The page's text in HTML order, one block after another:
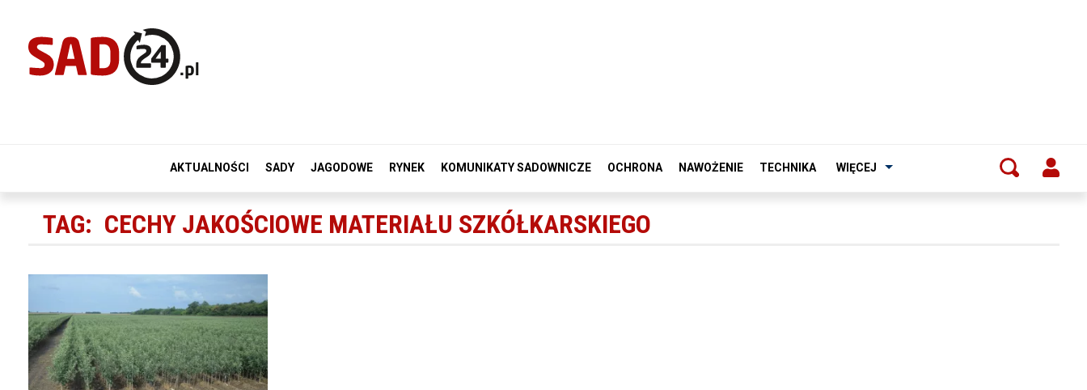
AKTUALNOŚCI SADY JAGODOWE RYNEK KOMUNIKATY SADOWNICZE OCHRONA NAWOŻENIE TECHNIKA WIĘCEJ
TAG: CECHY JAKOŚCIOWE MATERIAŁU SZKÓŁKARSKIEGO